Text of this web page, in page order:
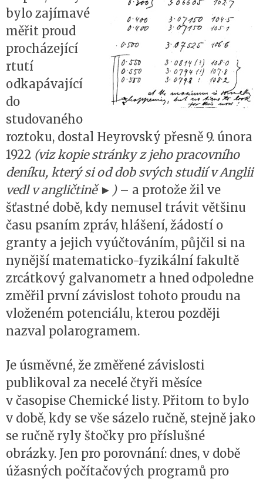
bylo zajímavé
měřit proud
procházející
rtutí
odkapávající
do
studovaného
roztoku, dostal Heyrovský přesně 9. února
1922 (viz kopie stránky z jeho pracovního
deníku, který si od dob svých studií v Anglii
vedl v angličtině ► )– a protože žil ve
šťastné době, kdy nemusel trávit většinu
času psaním zpráv, hlášení, žádostí o
granty a jejich vyúčtováním, půjčil si na
nynější matematicko-fyzikální fakultě
zrcátkový galvanometr a hned odpoledne
změřil první závislost tohoto proudu na
vloženém potenciálu, kterou později
nazval polarogramem.
Je úsměvné, že změřené závislosti
publikoval za necelé čtyři měsíce
v časopise Chemické listy. Přitom to bylo
v době, kdy se vše sázelo ručně, stejně jako
se ručně ryly štočky pro příslušné
obrázky. Jen pro porovnání: dnes, v době
úžasných počítačových programů pro